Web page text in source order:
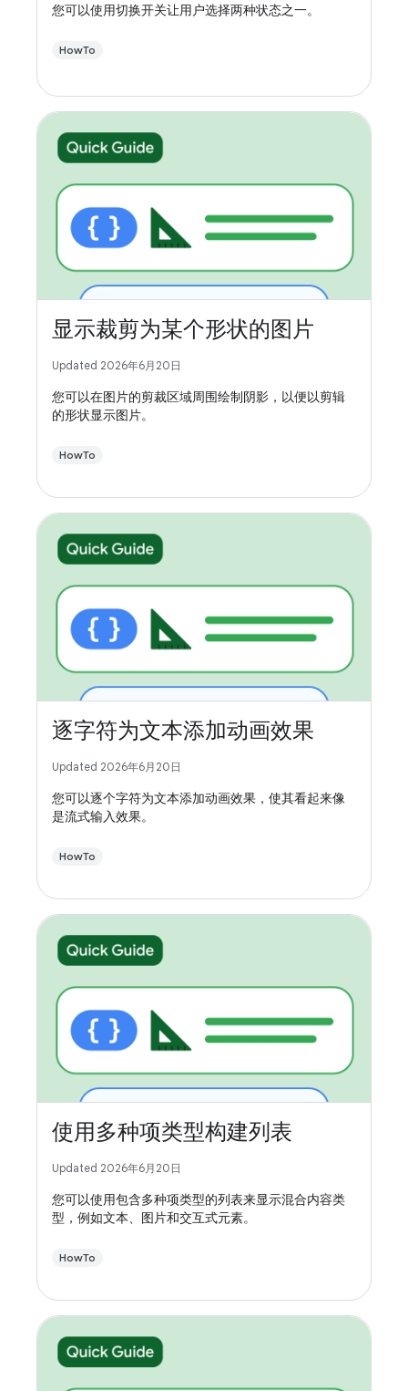
您可以使用切换开关让用户选择两种状态之一。
HowTo
显示裁剪为某个形状的图片
Updated 2026年6月20日
您可以在图片的剪裁区域周围绘制阴影，以便以剪辑
的形状显示图片。
HowTo
逐字符为文本添加动画效果
Updated 2026年6月20日
您可以逐个字符为文本添加动画效果，使其看起来像
是流式输入效果。
HowTo
使用多种项类型构建列表
Updated 2026年6月20日
您可以使用包含多种项类型的列表来显示混合内容类
型，例如文本、图片和交互式元素。
HowTo